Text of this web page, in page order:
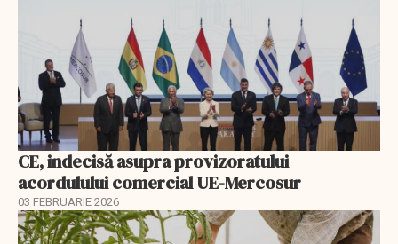
CE, indecisă asupra provizoratului
acordulului comercial UE-Mercosur
03 FEBRUARIE 2026